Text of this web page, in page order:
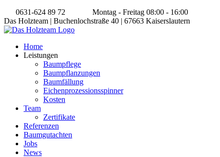
0631-624 89 72
Montag - Freitag 08:00 - 16:00
Das Holzteam | Buchenlochstraße 40 | 67663 Kaiserslautern
Home
Leistungen
Baumpflege
Baumpflanzungen
Baumfällung
Eichenprozessionsspinner
Kosten
Team
Zertifikate
Referenzen
Baumgutachten
Jobs
News